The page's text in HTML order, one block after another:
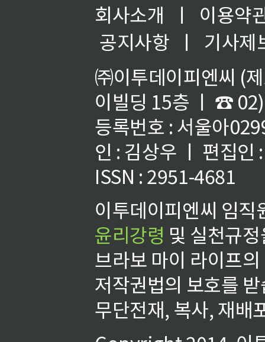
회사소개 ㅣ
이용약
공지사항
ㅣ
기사제
㈜이투데이피엔씨 (
이빌딩 15층 ㅣ ☎
등록번호 : 서울아
인 : 김상우 ㅣ 편집인
ISSN : 2951-4681
이투데이피엔씨 임
윤리강령 및 실천규
브라보 마이 라이프
저작권법의 보호를
무단전재, 복사, 재배